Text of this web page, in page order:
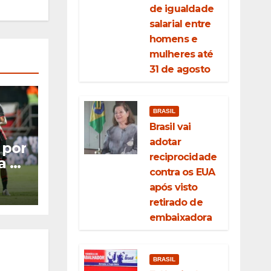
o
de igualdade
salarial entre
homens e
mulheres até
31 de agosto
BRASIL
Brasil vai
adotar
reciprocidade
contra os EUA
após visto
retirado de
embaixadora
BRASIL